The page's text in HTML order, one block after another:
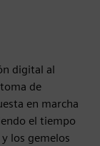
digital al
de
en marcha
el tiempo
los gemelos